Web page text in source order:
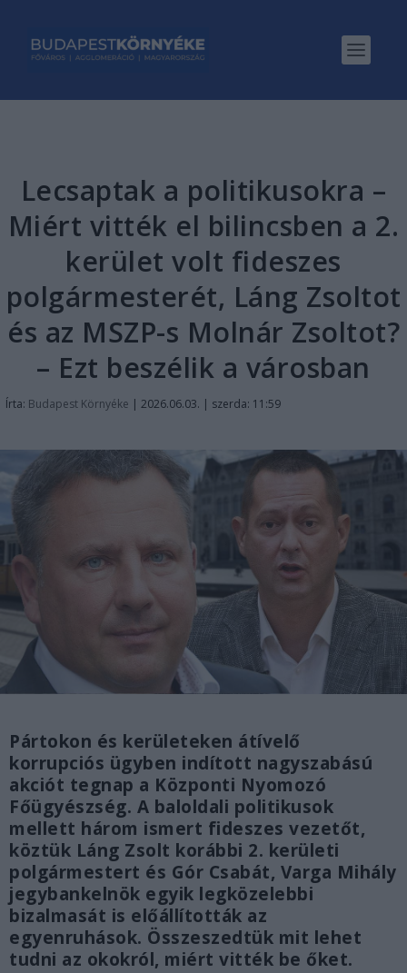
Lecsaptak a politikusokra –
Miért vitték el bilincsben a 2.
kerület volt fideszes
polgármesterét, Láng Zsoltot
és az MSZP-s Molnár Zsoltot?
– Ezt beszélik a városban
Írta: Budapest Környéke | 2026.06.03. | szerda: 11:59
Pártokon és kerületeken átívelő
korrupciós ügyben indított nagyszabású
akciót tegnap a Központi Nyomozó
Főügyészség. A baloldali politikusok
mellett három ismert fideszes vezetőt,
köztük Láng Zsolt korábbi 2. kerületi
polgármestert és Gór Csabát, Varga Mihály
jegybankelnök egyik legközelebbi
bizalmasát is előállították az
egyenruhások. Összeszedtük mit lehet
tudni az okokról, miért vitték be őket.